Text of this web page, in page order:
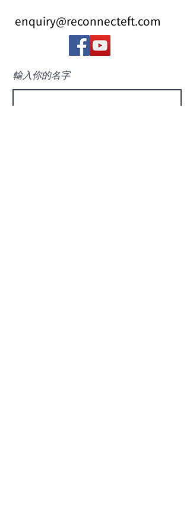
enquiry@reconnecteft.com
輸入你的名字